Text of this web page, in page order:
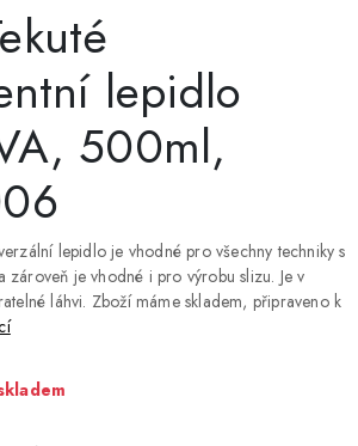
lepidlo
500ml,
lepidlo je vhodné pro všechny techniky s
zároveň je vhodné i pro výrobu slizu. Je v
láhvi. Zboží máme skladem, připraveno k